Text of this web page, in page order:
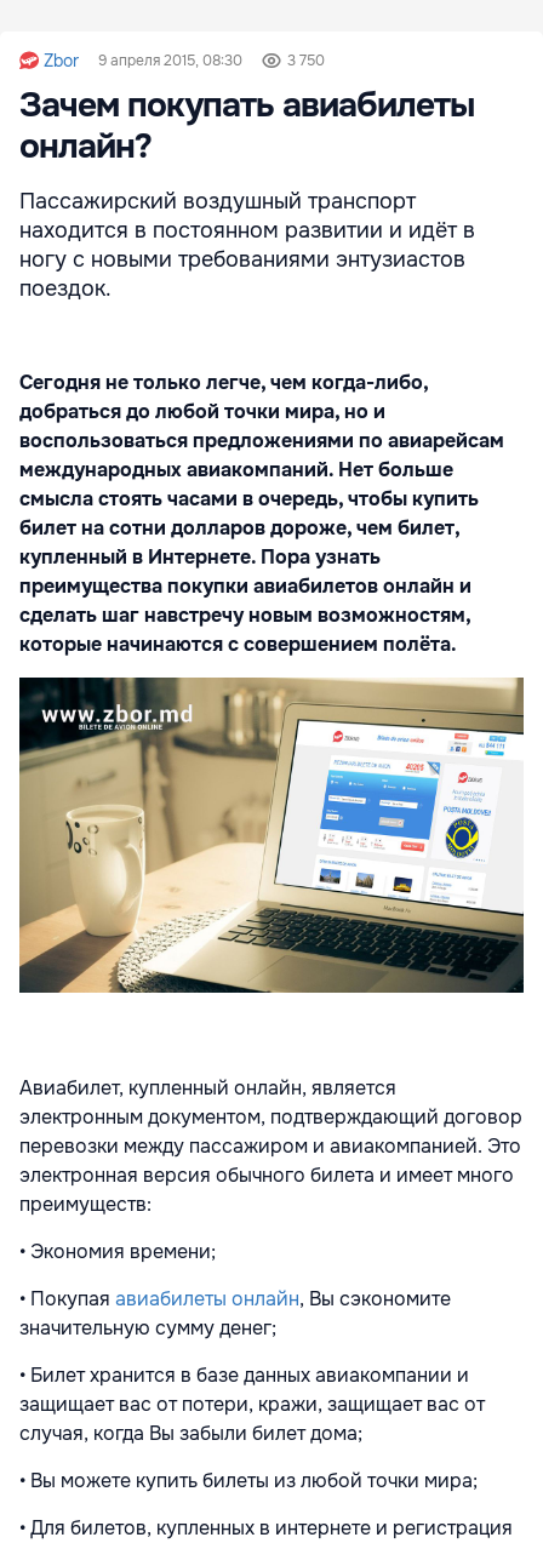
Zbor 9 апреля 2015, 08:30 3 750
Зачем покупать авиабилеты
онлайн?
Пассажирский воздушный транспорт
находится в постоянном развитии и идёт в
ногу с новыми требованиями энтузиастов
поездок.
Сегодня не только легче, чем когда-либо,
добраться до любой точки мира, но и
воспользоваться предложениями по авиарейсам
международных авиакомпаний. Нет больше
смысла стоять часами в очередь, чтобы купить
билет на сотни долларов дороже, чем билет,
купленный в Интернете. Пора узнать
преимущества покупки авиабилетов онлайн и
сделать шаг навстречу новым возможностям,
которые начинаются с совершением полёта.
Авиабилет, купленный онлайн, является
электронным документом, подтверждающий договор
перевозки между пассажиром и авиакомпанией. Это
электронная версия обычного билета и имеет много
преимуществ:
• Экономия времени;
• Покупая авиабилеты онлайн, Вы сэкономите
значительную сумму денег;
• Билет хранится в базе данных авиакомпании и
защищает вас от потери, кражи, защищает вас от
случая, когда Вы забыли билет дома;
• Вы можете купить билеты из любой точки мира;
• Для билетов, купленных в интернете и регистрация